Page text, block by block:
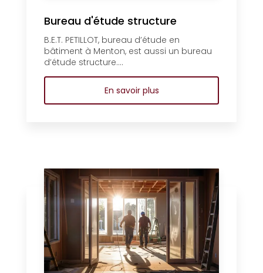
Bureau d'étude structure
B.E.T. PETILLOT, bureau d’étude en
bâtiment à Menton, est aussi un bureau
d’étude structure....
En savoir plus